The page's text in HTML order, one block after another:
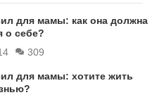
для мамы: как она должна
о себе?
309
для мамы: хотите жить